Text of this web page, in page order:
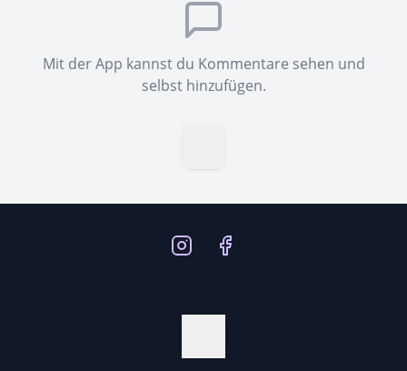
Mit der App kannst du Kommentare sehen und
selbst hinzufügen.